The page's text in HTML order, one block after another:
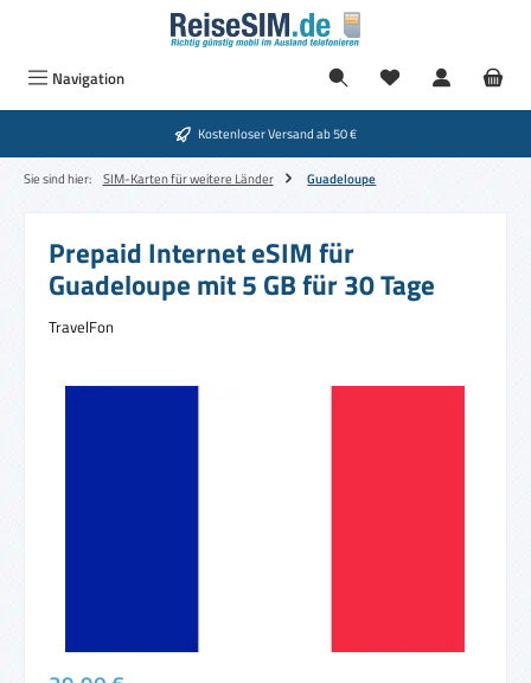
Zum Hauptinhalt springen
Navigation
Kostenloser Versand ab 50 €
Sie sind hier: SIM-Karten für weitere Länder Guadeloupe
Prepaid Internet eSIM für
Guadeloupe mit 5 GB für 30 Tage
TravelFon
Regulärer Preis: